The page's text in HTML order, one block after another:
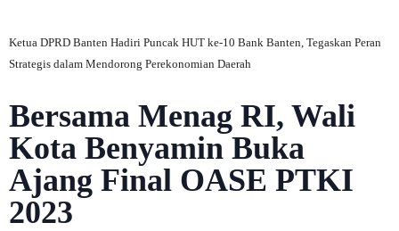
Ketua DPRD Banten Hadiri Puncak HUT ke-10 Bank Banten, Tegaskan Peran
Strategis dalam Mendorong Perekonomian Daerah
Bersama Menag RI, Wali
Kota Benyamin Buka
Ajang Final OASE PTKI
2023